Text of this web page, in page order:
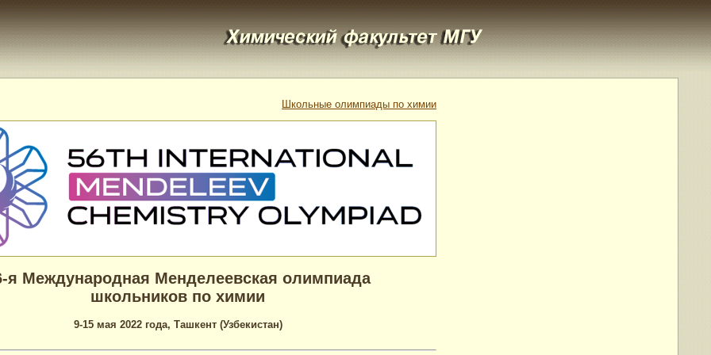
Школьные олимпиады по химии
я Международная Менделеевская олимпиада
школьников по химии
9-15 мая 2022 года, Ташкент (Узбекистан)